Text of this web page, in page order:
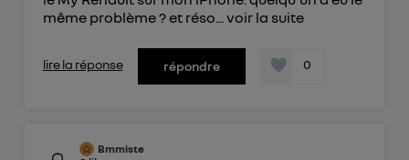
même problème ? et réso... voir la suite
lire la réponse répondre 0
Bmmiste